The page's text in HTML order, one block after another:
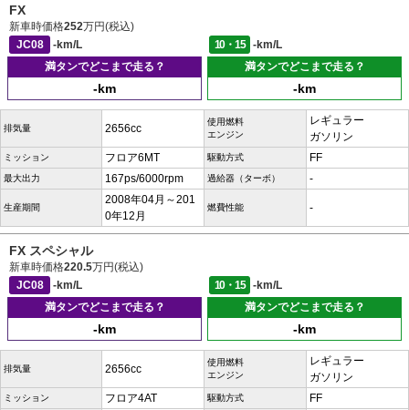
FX
新車時価格252万円(税込)
JC08
-km/L 10・15
-km/L
満タンでどこまで走る？
-km
満タンでどこまで走る？
-km
排気量 2656cc
使用燃料
エンジン
レギュラー
ガソリン
ミッション フロア6MT 駆動方式 FF
最大出力 167ps/6000rpm 過給器（ターボ） -
生産期間
2008年04月～201
0年12月
燃費性能 -
FX スペシャル
新車時価格220.5万円(税込)
JC08
-km/L 10・15
-km/L
満タンでどこまで走る？
-km
満タンでどこまで走る？
-km
排気量 2656cc
使用燃料
エンジン
レギュラー
ガソリン
ミッション フロア4AT 駆動方式 FF